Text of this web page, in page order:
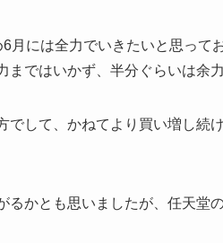
月には全力でいきたいと思って
まではいかず、半分ぐらいは余
でして、かねてより買い増し続
るかとも思いましたが、任天堂